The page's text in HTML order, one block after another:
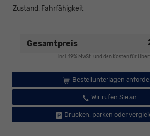
Zustand, Fahrfähigkeit
Gesamtpreis
incl. 19% MwSt. und den Kosten für
Bestellunterlagen
Wir rufen Sie an
Drucken, parken oder